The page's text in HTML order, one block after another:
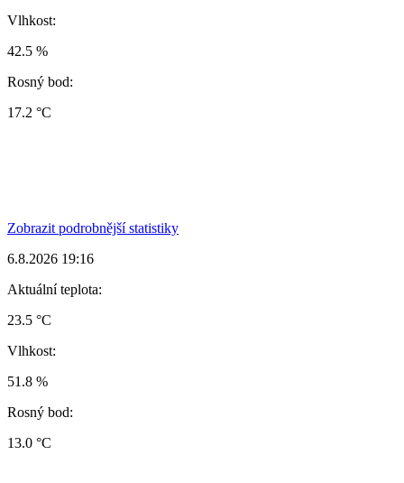
Vlhkost:
42.5 %
Rosný bod:
17.2 °C
Zobrazit podrobnější statistiky
6.8.2026 19:16
Aktuální teplota:
23.5 °C
Vlhkost:
51.8 %
Rosný bod:
13.0 °C